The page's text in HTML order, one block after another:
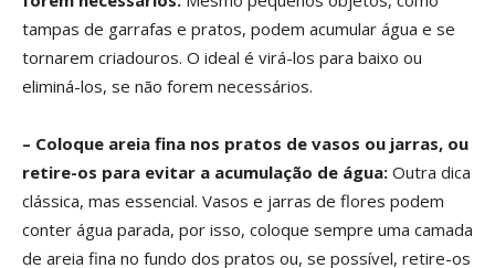
tampas de garrafas e pratos, podem acumular água e se
tornarem criadouros. O ideal é virá-los para baixo ou
eliminá-los, se não forem necessários.
– Coloque areia fina nos pratos de vasos ou jarras, ou
retire-os para evitar a acumulação de água: Outra dica
clássica, mas essencial. Vasos e jarras de flores podem
conter água parada, por isso, coloque sempre uma camada
de areia fina no fundo dos pratos ou, se possível, retire-os